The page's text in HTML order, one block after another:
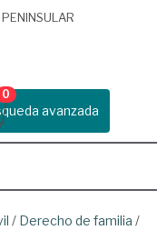
avanzada
0
/ Derecho de familia /